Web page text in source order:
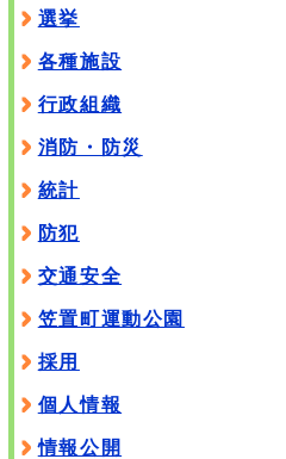
選挙
各種施設
行政組織
消防・防災
統計
防犯
交通安全
笠置町運動公園
採用
個人情報
情報公開